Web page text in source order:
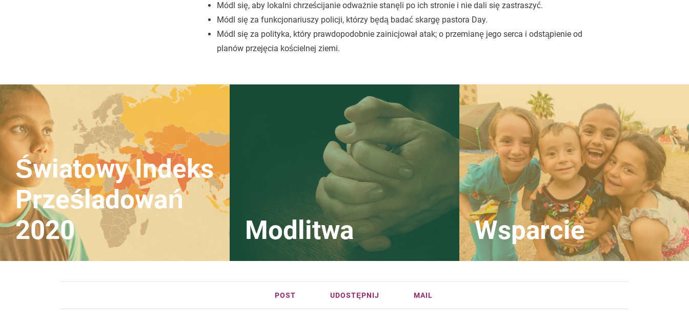
Módl się, aby lokalni chrześcijanie odważnie stanęli po ich stronie i nie dali się zastraszyć.
Módl się za funkcjonariuszy policji, którzy będą badać skargę pastora Day.
Módl się za polityka, który prawdopodobnie zainicjował atak; o przemianę jego serca i odstąpienie od
planów przejęcia kościelnej ziemi.
Światowy Indeks
Prześladowań
2020
Modlitwa Wsparcie
POST UDOSTĘPNIJ MAIL